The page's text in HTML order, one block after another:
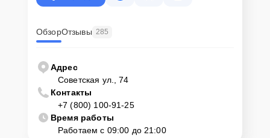
ОбзорОтзывы 285
Адрес
Советская ул., 74
Контакты
+7 (800) 100-91-25
Время работы
Работаем с 09:00 до 21:00